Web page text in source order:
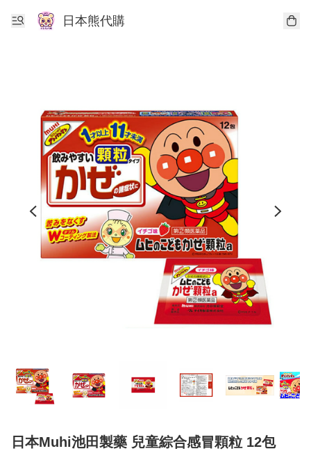
日本熊代購
日本Muhi池田製藥 兒童綜合感冒顆粒 12包